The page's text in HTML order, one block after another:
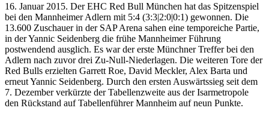
16. Januar 2015. Der EHC Red Bull München hat das Spitzenspiel
bei den Mannheimer Adlern mit 5:4 (3:3|2:0|0:1) gewonnen. Die
13.600 Zuschauer in der SAP Arena sahen eine temporeiche Partie,
in der Yannic Seidenberg die frühe Mannheimer Führung
postwendend ausglich. Es war der erste Münchner Treffer bei den
Adlern nach zuvor drei Zu-Null-Niederlagen. Die weiteren Tore der
Red Bulls erzielten Garrett Roe, David Meckler, Alex Barta und
erneut Yannic Seidenberg. Durch den ersten Auswärtssieg seit dem
7. Dezember verkürzte der Tabellenzweite aus der Isarmetropole
den Rückstand auf Tabellenführer Mannheim auf neun Punkte.